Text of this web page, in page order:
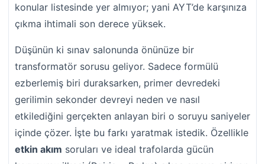
konular listesinde yer almıyor; yani AYT’de karşınıza
çıkma ihtimali son derece yüksek.
Düşünün ki sınav salonunda önünüze bir
transformatör sorusu geliyor. Sadece formülü
ezberlemiş biri duraksarken, primer devredeki
gerilimin sekonder devreyi neden ve nasıl
etkilediğini gerçekten anlayan biri o soruyu saniyeler
içinde çözer. İşte bu farkı yaratmak istedik. Özellikle
etkin akım soruları ve ideal trafolarda gücün